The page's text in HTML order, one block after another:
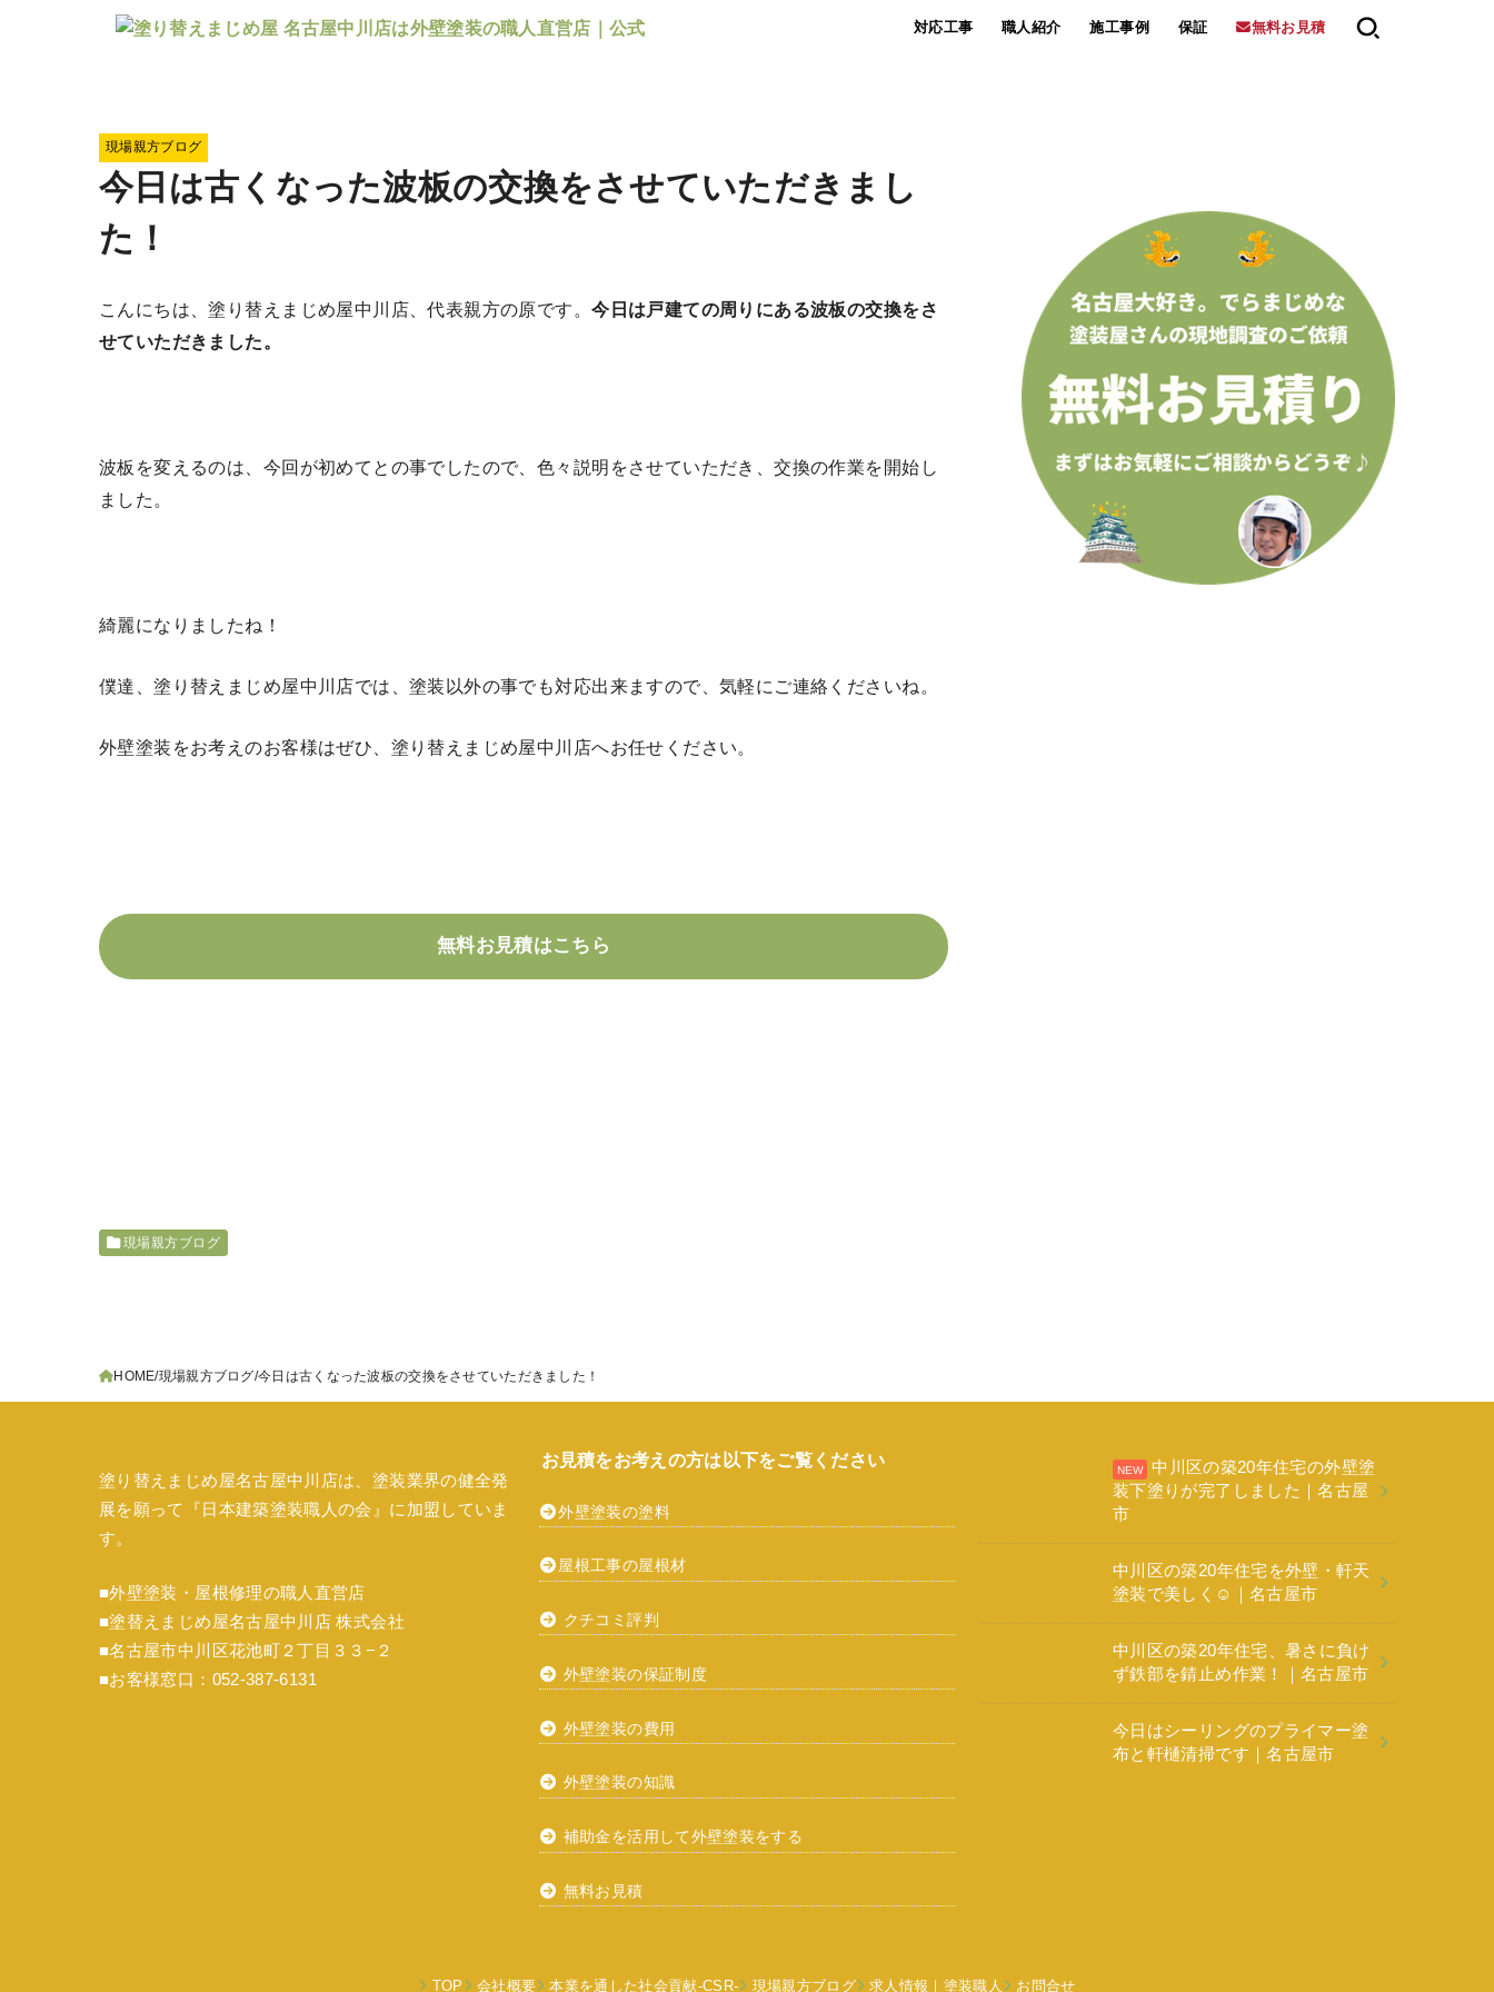
対応工事 職人紹介 施工事例 保証 無料お見積
現場親方ブログ
今日は古くなった波板の交換をさせていただきまし
た！
こんにちは、塗り替えまじめ屋中川店、代表親方の原です。今日は戸建ての周りにある波板の交換をさ
せていただきました。
波板を変えるのは、今回が初めてとの事でしたので、色々説明をさせていただき、交換の作業を開始し
ました。
綺麗になりましたね！
僕達、塗り替えまじめ屋中川店では、塗装以外の事でも対応出来ますので、気軽にご連絡くださいね。
外壁塗装をお考えのお客様はぜひ、塗り替えまじめ屋中川店へお任せください。
無料お見積はこちら
現場親方ブログ
HOME 現場親方ブログ 今日は古くなった波板の交換をさせていただきました！
塗り替えまじめ屋名古屋中川店は、塗装業界の健全発
展を願って『 日本建築塗装職人の会 』に加盟していま
す。
■外壁塗装・屋根修理の職人直営店
■塗替えまじめ屋名古屋中川店 株式会社
■名古屋市中川区花池町２丁目３３−２
■お客様窓口：052-387-6131
お見積をお考えの方は以下をご覧ください
外壁塗装の塗料
屋根工事の屋根材
クチコミ評判
外壁塗装の保証制度
外壁塗装の費用
外壁塗装の知識
補助金を活用して外壁塗装をする
無料お見積
中川区の築20年住宅の外壁塗
装下塗りが完了しました｜名古屋
市
中川区の築20年住宅を外壁・軒天
塗装で美しく☺️｜名古屋市
中川区の築20年住宅、暑さに負け
ず鉄部を錆止め作業！｜名古屋市
今日はシーリングのプライマー塗
布と軒樋清掃です｜名古屋市
TOP 会社概要 本業を通した社会貢献-CSR- 現場親方ブログ 求人情報｜塗装職人 お問合せ